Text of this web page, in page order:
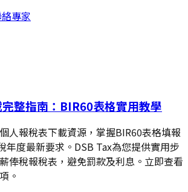
專家
整指南：BIR60表格實用教學
人報稅表下載資源，掌握BIR60表格填報
年度最新要求。DSB Tax為您提供實用步
俸稅報稅表，避免罰款及利息。立即查看
。